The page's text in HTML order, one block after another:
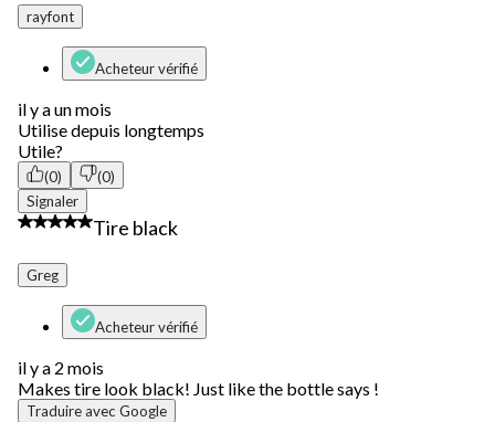
rayfont
Acheteur vérifié
il y a un mois
Utilise depuis longtemps
Utile?
(0)
(0)
Signaler
3 étoile(s) sur 5.
Tire black
Greg
Acheteur vérifié
il y a 2 mois
Makes tire look black! Just like the bottle says !
Traduire avec Google